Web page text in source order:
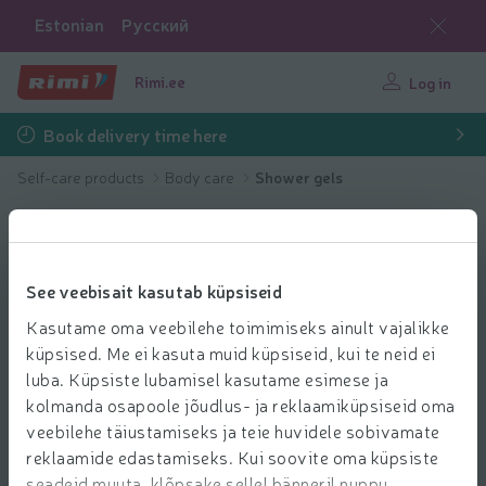
See veebisait kasutab küpsiseid
Kasutame oma veebilehe toimimiseks ainult vajalikke
küpsised. Me ei kasuta muid küpsiseid, kui te neid ei
luba. Küpsiste lubamisel kasutame esimese ja
kolmanda osapoole jõudlus- ja reklaamiküpsiseid oma
veebilehe täiustamiseks ja teie huvidele sobivamate
reklaamide edastamiseks. Kui soovite oma küpsiste
Estonian Русский
Rimi.ee Log in
Book delivery time here
Self-care products Body care Shower gels